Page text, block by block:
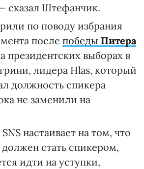
сказал Штефанчик.
по поводу избрания
после победы Питера
президентских выборах в
лидера Hlas, который
должность спикера
не заменили на
настаивает на том, что
стать спикером,
идти на уступки,